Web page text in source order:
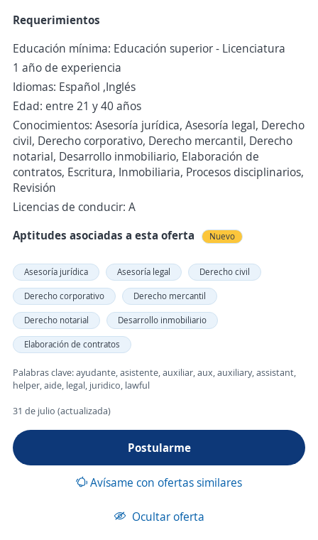
Requerimientos
Educación mínima: Educación superior - Licenciatura
1 año de experiencia
Idiomas: Español ,Inglés
Edad: entre 21 y 40 años
Conocimientos: Asesoría jurídica, Asesoría legal, Derecho
civil, Derecho corporativo, Derecho mercantil, Derecho
notarial, Desarrollo inmobiliario, Elaboración de
contratos, Escritura, Inmobiliaria, Procesos disciplinarios,
Revisión
Licencias de conducir: A
Aptitudes asociadas a esta oferta
Nuevo
Asesoría jurídica Asesoría legal
Derecho civil
Derecho corporativo
Derecho mercantil
Derecho notarial
Desarrollo inmobiliario
Elaboración de contratos
Palabras clave: ayudante, asistente, auxiliar, aux, auxiliary, assistant,
helper, aide, legal, juridico, lawful
31 de julio (actualizada)
Postularme
Avísame con ofertas similares
Ocultar oferta